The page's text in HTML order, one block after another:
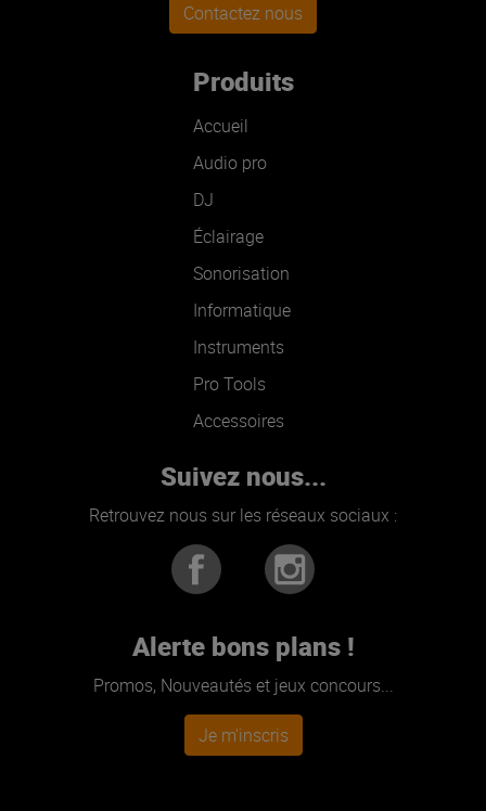
Contactez nous
Produits
Accueil
Audio pro
DJ
Éclairage
Sonorisation
Informatique
Instruments
Pro Tools
Accessoires
Suivez nous...
Retrouvez nous sur les réseaux sociaux :
Alerte bons plans !
Promos, Nouveautés et jeux concours...
Je m'inscris